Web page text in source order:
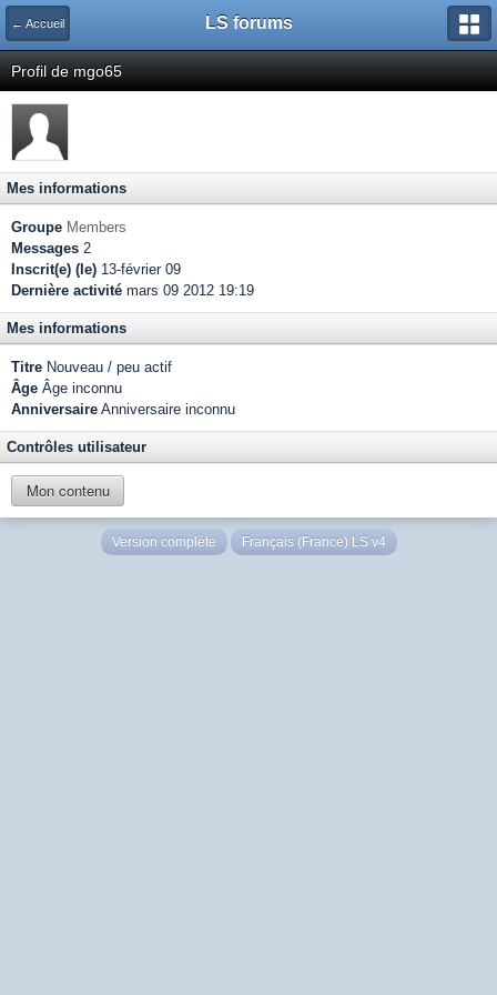
← Accueil LS forums
Profil de mgo65
Mes informations
Groupe Members
Messages 2
Inscrit(e) (le) 13-février 09
Dernière activité mars 09 2012 19:19
Mes informations
Titre Nouveau / peu actif
Âge Âge inconnu
Anniversaire Anniversaire inconnu
Contrôles utilisateur
Mon contenu
Version complète Français (France) LS v4